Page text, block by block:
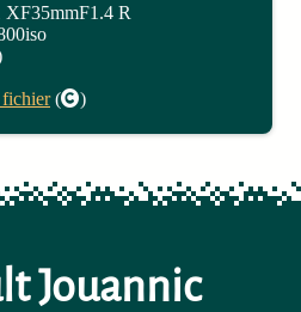
R
fichier( )
Jouannic